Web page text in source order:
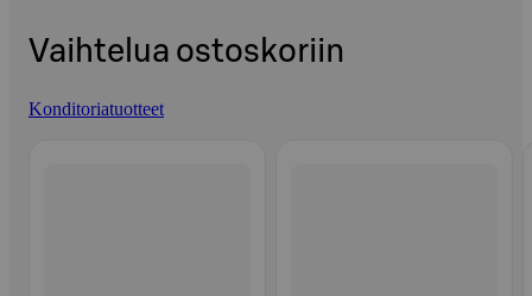
Vaihtelua ostoskoriin
Konditoriatuotteet